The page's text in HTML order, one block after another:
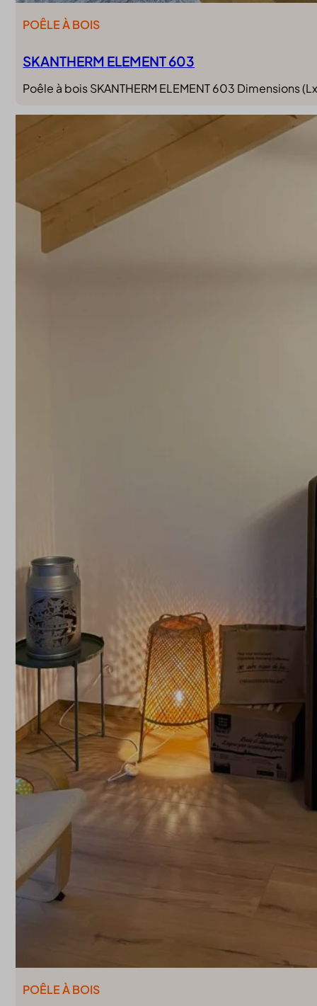
SKANTHERM ELEMENT 603
POÊLE À BOIS
Poêle à bois SKANTHERM ELEMENT 603 Dimensions
POÊLE À BOIS